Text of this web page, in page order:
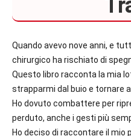
Quando avevo nove anni, e
chirurgico ha rischiato di
Questo libro racconta la mia
strapparmi dal buio e tornare a
Ho dovuto combattere per
perduto, anche i gesti più
Ho deciso di raccontare il mio